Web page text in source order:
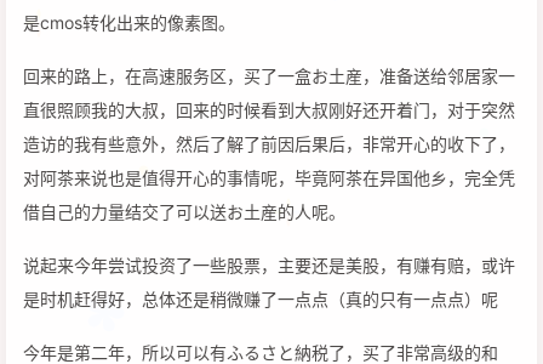
是cmos转化出来的像素图。
回来的路上，在高速服务区，买了一盒お土産，准备送给邻居家一
直很照顾我的大叔，回来的时候看到大叔刚好还开着门，对于突然
造访的我有些意外，然后了解了前因后果后，非常开心的收下了，
对阿茶来说也是值得开心的事情呢，毕竟阿茶在异国他乡，完全凭
借自己的力量结交了可以送お土産的人呢。
说起来今年尝试投资了一些股票，主要还是美股，有赚有赔，或许
是时机赶得好，总体还是稍微赚了一点点（真的只有一点点）呢
今年是第二年，所以可以有ふるさと納税了，买了非常高级的和